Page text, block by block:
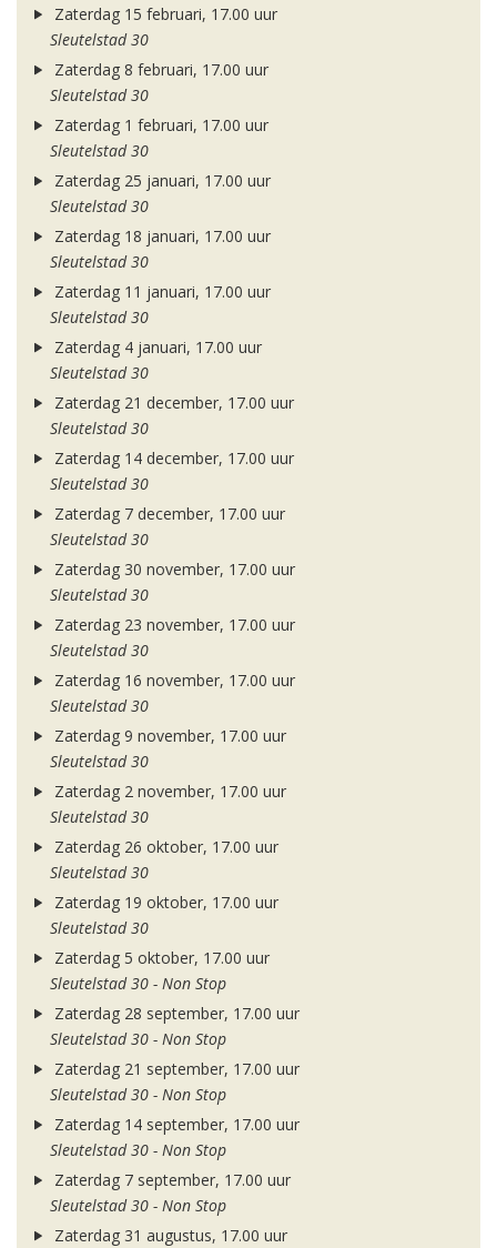
Zaterdag 15 februari, 17.00 uur
Sleutelstad 30
Zaterdag 8 februari, 17.00 uur
Sleutelstad 30
Zaterdag 1 februari, 17.00 uur
Sleutelstad 30
Zaterdag 25 januari, 17.00 uur
Sleutelstad 30
Zaterdag 18 januari, 17.00 uur
Sleutelstad 30
Zaterdag 11 januari, 17.00 uur
Sleutelstad 30
Zaterdag 4 januari, 17.00 uur
Sleutelstad 30
Zaterdag 21 december, 17.00 uur
Sleutelstad 30
Zaterdag 14 december, 17.00 uur
Sleutelstad 30
Zaterdag 7 december, 17.00 uur
Sleutelstad 30
Zaterdag 30 november, 17.00 uur
Sleutelstad 30
Zaterdag 23 november, 17.00 uur
Sleutelstad 30
Zaterdag 16 november, 17.00 uur
Sleutelstad 30
Zaterdag 9 november, 17.00 uur
Sleutelstad 30
Zaterdag 2 november, 17.00 uur
Sleutelstad 30
Zaterdag 26 oktober, 17.00 uur
Sleutelstad 30
Zaterdag 19 oktober, 17.00 uur
Sleutelstad 30
Zaterdag 5 oktober, 17.00 uur
Sleutelstad 30 - Non Stop
Zaterdag 28 september, 17.00 uur
Sleutelstad 30 - Non Stop
Zaterdag 21 september, 17.00 uur
Sleutelstad 30 - Non Stop
Zaterdag 14 september, 17.00 uur
Sleutelstad 30 - Non Stop
Zaterdag 7 september, 17.00 uur
Sleutelstad 30 - Non Stop
Zaterdag 31 augustus, 17.00 uur